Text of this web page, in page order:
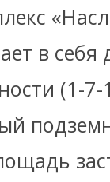
в себя
(1-